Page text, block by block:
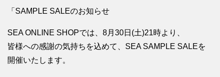
「SAMPLE SALEのお知らせ
SEA ONLINE SHOPでは、8月30日(土)21時より、
皆様への感謝の気持ちを込めて、SEA SAMPLE SALEを
開催いたします。